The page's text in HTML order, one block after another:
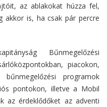
az ablakokat húzza fel,
akkor is, ha csak pár percre
Bűnmegelőzési
piacokon,
programok
pontokon, illetve a Mobil
az érdeklődőket az adventi